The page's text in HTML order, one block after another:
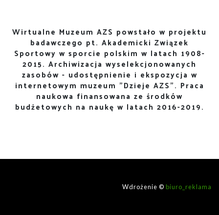
Wirtualne Muzeum AZS powstało w projektu
badawczego pt. Akademicki Związek
Sportowy w sporcie polskim w latach 1908-
2015. Archiwizacja wyselekcjonowanych
zasobów - udostępnienie i ekspozycja w
internetowym muzeum "Dzieje AZS". Praca
naukowa finansowana ze środków
budżetowych na naukę w latach 2016-2019.
Wdrożenie © biuro_reklama